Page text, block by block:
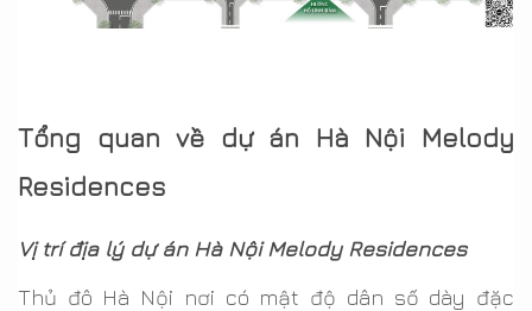
Tổng quan về dự án Hà Nội Melody
Residences
Vị trí địa lý dự án Hà Nội Melody Residences
Thủ đô Hà Nội nơi có mật độ dân số dày đặc